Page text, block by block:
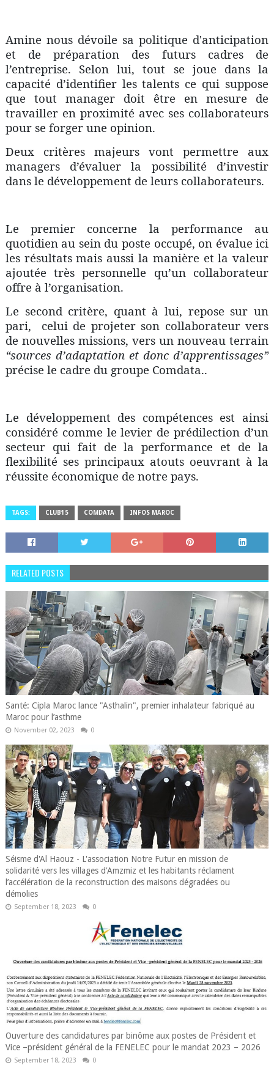
Amine nous dévoile sa politique d'anticipation
et de préparation des futurs cadres de
l’entreprise. Selon lui, tout se joue dans la
capacité d’identifier les talents ce qui suppose
que tout manager doit être en mesure de
travailler en proximité avec ses collaborateurs
pour se forger une opinion.
Deux critères majeurs vont permettre aux
managers d’évaluer la possibilité d’investir
dans le développement de leurs collaborateurs.
Le premier concerne la performance au
quotidien au sein du poste occupé, on évalue ici
les résultats mais aussi la manière et la valeur
ajoutée très personnelle qu’un collaborateur
offre à l’organisation.
Le second critère, quant à lui, repose sur un
pari, celui de projeter son collaborateur vers
de nouvelles missions, vers un nouveau terrain
“sources d’adaptation et donc d’apprentissages”
précise le cadre du groupe Comdata..
Le développement des compétences est ainsi
considéré comme le levier de prédilection d’un
secteur qui fait de la performance et de la
flexibilité ses principaux atouts oeuvrant à la
réussite économique de notre pays.
TAGS: CLUB15 COMDATA INFOS MAROC
RELATED POSTS
Santé: Cipla Maroc lance "Asthalin", premier inhalateur fabriqué au
Maroc pour l’asthme
November 02, 2023 0
Séisme d'Al Haouz - L'association Notre Futur en mission de
solidarité vers les villages d'Amzmiz et les habitants réclament
l’accélération de la reconstruction des maisons dégradées ou
démolies
September 18, 2023 0
Ouverture des candidatures par binôme aux postes de Président et
Vice –président général de la FENELEC pour le mandat 2023 – 2026
September 18, 2023 0